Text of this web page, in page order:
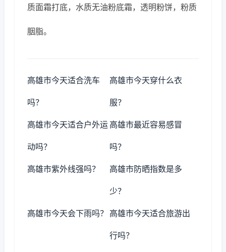
质面霜打底，水质无油粉底霜，透明粉饼，粉质
胭脂。
高雄市今天适合洗车
吗？
高雄市今天穿什么衣
服？
高雄市今天适合户外运
动吗？
高雄市最近容易感冒
吗？
高雄市紫外线强吗？ 高雄市防晒指数是多
少？
高雄市今天会下雨吗？ 高雄市今天适合旅游出
行吗？